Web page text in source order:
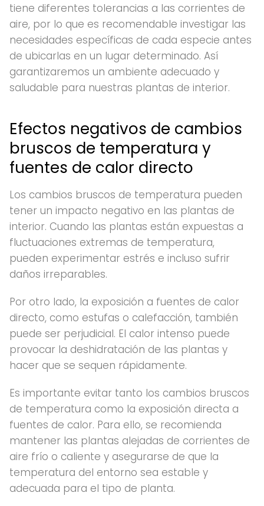
tiene diferentes tolerancias a las corrientes de
aire, por lo que es recomendable investigar las
necesidades específicas de cada especie antes
de ubicarlas en un lugar determinado. Así
garantizaremos un ambiente adecuado y
saludable para nuestras plantas de interior.
Efectos negativos de cambios
bruscos de temperatura y
fuentes de calor directo
Los cambios bruscos de temperatura pueden
tener un impacto negativo en las plantas de
interior. Cuando las plantas están expuestas a
fluctuaciones extremas de temperatura,
pueden experimentar estrés e incluso sufrir
daños irreparables.
Por otro lado, la exposición a fuentes de calor
directo, como estufas o calefacción, también
puede ser perjudicial. El calor intenso puede
provocar la deshidratación de las plantas y
hacer que se sequen rápidamente.
Es importante evitar tanto los cambios bruscos
de temperatura como la exposición directa a
fuentes de calor. Para ello, se recomienda
mantener las plantas alejadas de corrientes de
aire frío o caliente y asegurarse de que la
temperatura del entorno sea estable y
adecuada para el tipo de planta.